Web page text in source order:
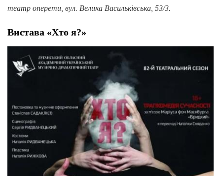
театр оперети, вул. Велика Васильківська, 53/3.
Вистава «Хто я?»